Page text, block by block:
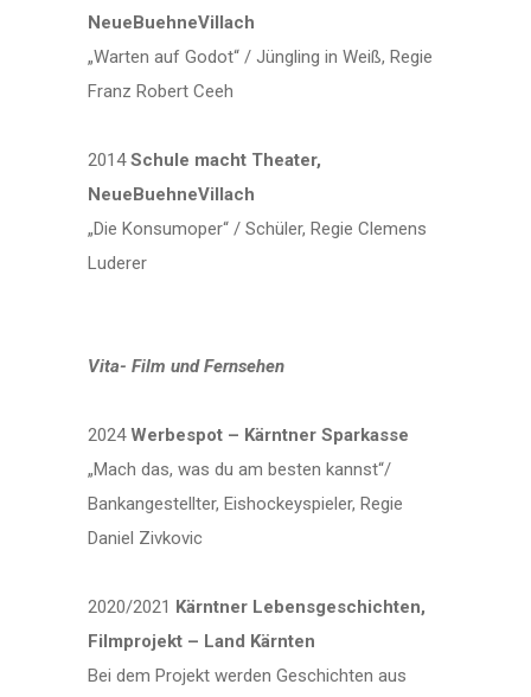
NeueBuehneVillach
„Warten auf Godot“ / Jüngling in Weiß, Regie
Franz Robert Ceeh
2014Schule macht Theater,
NeueBuehneVillach
„Die Konsumoper“ / Schüler, Regie Clemens
Luderer
Vita- Film und Fernsehen
2024Werbespot – Kärntner Sparkasse
„Mach das, was du am besten kannst“/
Bankangestellter, Eishockeyspieler, Regie
Daniel Zivkovic
2020/2021 Kärntner Lebensgeschichten,
Filmprojekt – Land Kärnten
Bei dem Projekt werden Geschichten aus